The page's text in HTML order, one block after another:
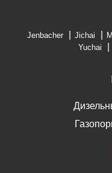
Jenbacher Jichai
Yuchai